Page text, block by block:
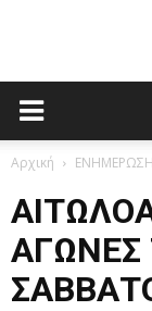
Αρχική ΕΝΗΜΕΡΩΣΗ
ΑΓΩΝΕΣ